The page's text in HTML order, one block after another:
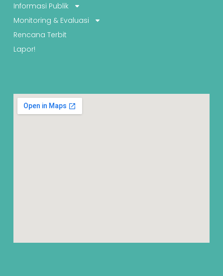
Informasi Publik
Monitoring & Evaluasi
Rencana Terbit
Lapor!